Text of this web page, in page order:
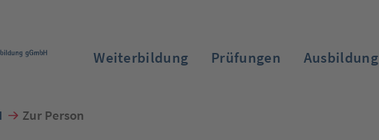
Weiterbildung Prüfungen Ausbildung
Zur Person